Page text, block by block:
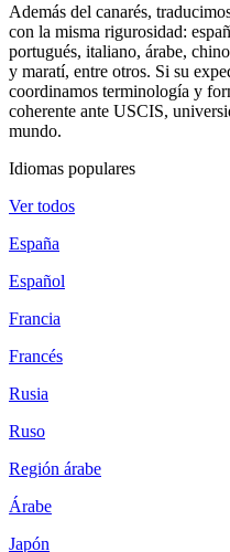
Además del canarés,
con la misma rigurosidad:
portugués, italiano, árabe,
y maratí, entre otros. Si su
coordinamos terminología y
coherente ante USCIS,
mundo.
Idiomas populares
Ver todos
España
Español
Francia
Francés
Rusia
Ruso
Región árabe
Árabe
Japón